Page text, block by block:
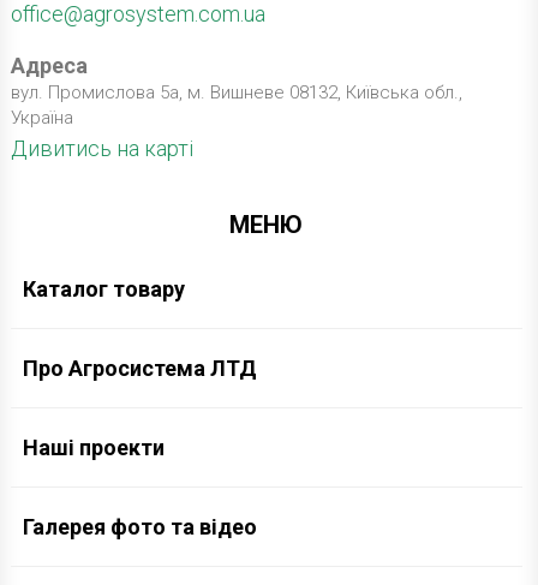
office@agrosystem.com.ua
Адреса
вул. Промислова 5а, м. Вишневе 08132, Київська обл.,
Україна
Дивитись на карті
МЕНЮ
Каталог товару
Про Агросистема ЛТД
Наші проекти
Галерея фото та відео